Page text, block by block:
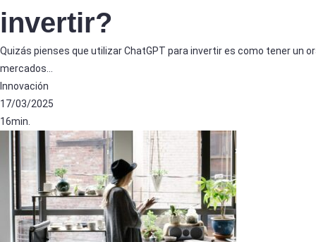
invertir?
Quizás pienses que utilizar ChatGPT para invertir es como tener un
mercados…
Innovación
17/03/2025
16min.